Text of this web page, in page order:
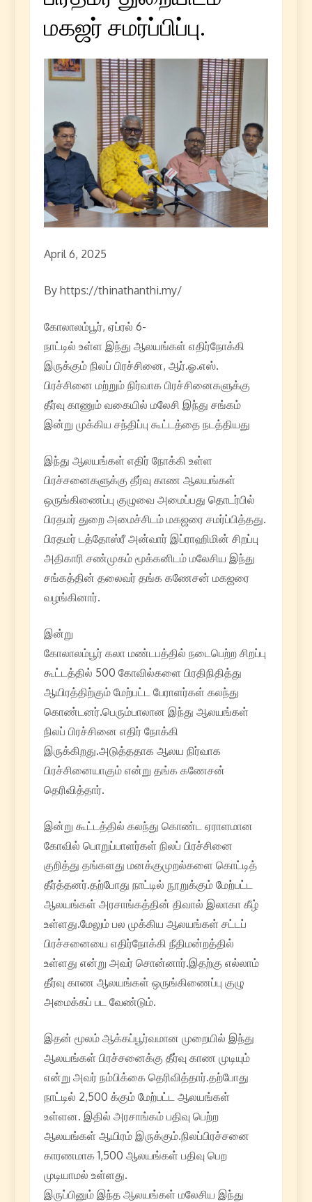
மகஜர் சமர்ப்பிப்பு.
April 6, 2025
By https://thinathanthi.my/
கோலாலம்பூர், ஏப்ரல் 6-
நாட்டில் உள்ள இந்து ஆலயங்கள் எதிர்நோக்கி
இருக்கும் நிலப் பிரச்சினை, ஆர்.ஓ.எஸ்.
பிரச்சினை மற்றும் நிர்வாக பிரச்சினைகளுக்கு
தீர்வு காணும் வகையில் மலேசி இந்து சங்கம்
இன்று முக்கிய சந்திப்பு கூட்டத்தை நடத்தியது
இந்து ஆலயங்கள் எதிர் நோக்கி உள்ள
பிரச்சனைகளுக்கு தீர்வு காண ஆலயங்கள்
ஒருங்கிணைப்பு குழுவை அமைப்பது தொடர்பில்
பிரதமர் துறை அமைச்சிடம் மகஜரை சமர்ப்பித்தது.
பிரதமர் டத்தோஸ்ரீ அன்வார் இப்ராஹிமின் சிறப்பு
அதிகாரி சண்முகம் மூக்கனிடம் மலேசிய இந்து
சங்கத்தின் தலைவர் தங்க கணேசன் மகஜரை
வழங்கினார்.
இன்று
கோலாலம்பூர் கலா மண்டபத்தில் நடைபெற்ற சிறப்பு
கூட்டத்தில் 500 கோவில்களை பிரதிநிதித்து
ஆயிரத்திற்கும் மேற்பட்ட பேராளர்கள் கலந்து
கொண்டனர்.பெரும்பாலான இந்து ஆலயங்கள்
நிலப் பிரச்சினை எதிர் நோக்கி
இருக்கிறது.அடுத்ததாக ஆலய நிர்வாக
பிரச்சினையாகும் என்று தங்க கணேசன்
தெரிவித்தார்.
இன்று கூட்டத்தில் கலந்து கொண்ட ஏராளமான
கோவில் பொறுப்பாளர்கள் நிலப் பிரச்சினை
குறித்து தங்களது மனக்குமுறல்களை கொட்டித்
தீர்த்தனர்.தற்போது நாட்டில் நூறுக்கும் மேற்பட்ட
ஆலயங்கள் அரசாங்கத்தின் திவால் இலாகா கீழ்
உள்ளது.மேலும் பல முக்கிய ஆலயங்கள் சட்டப்
பிரச்சனையை எதிர்நோக்கி நீதிமன்றத்தில்
உள்ளது என்று அவர் சொன்னார்.இதற்கு எல்லாம்
தீர்வு காண ஆலயங்கள் ஒருங்கிணைப்பு குழு
அமைக்கப் பட வேண்டும்.
இதன் மூலம் ஆக்கப்பூர்வமான முறையில் இந்து
ஆலயங்கள் பிரச்சனைக்கு தீர்வு காண முடியும்
என்று அவர் நம்பிக்கை தெரிவித்தார்.தற்போது
நாட்டில் 2,500 க்கும் மேற்பட்ட ஆலயங்கள்
உள்ளன. இதில் அரசாங்கம் பதிவு பெற்ற
ஆலயங்கள் ஆயிரம் இருக்கும்.நிலப்பிரச்சனை
காரணமாக 1,500 ஆலயங்கள் பதிவு பெற
முடியாமல் உள்ளது.
இருப்பினும் இந்த ஆலயங்கள் மலேசிய இந்து